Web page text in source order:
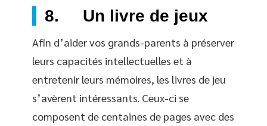
8. Un livre de jeux
Afin d’aider vos grands-parents à préserver
leurs capacités intellectuelles et à
entretenir leurs mémoires, les livres de jeu
s’avèrent intéressants. Ceux-ci se
composent de centaines de pages avec des